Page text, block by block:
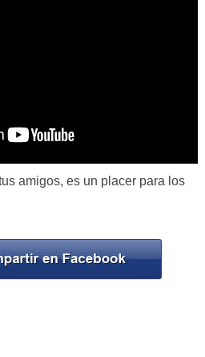
amigos, es un placer para los